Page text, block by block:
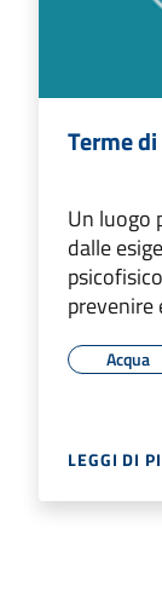
Terme
Un luogo
dalle
prevenire
Acqua
LEGGI DI